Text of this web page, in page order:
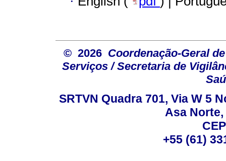
© 2026 Coordenação-Geral
Serviços / Secretaria de
SRTVN Quadra 701, Via W 5
Asa
+55 (61)